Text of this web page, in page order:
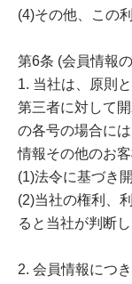
(4)その他、この
第6条 (会員情報
1. 当社は、原則
第三者に対して
の各号の場合に
情報その他のお
(1)法令に基づき
(2)当社の権利、
ると当社が判断
2. 会員情報につ